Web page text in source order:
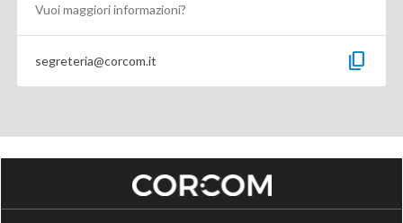
Vuoi maggiori informazioni?
segreteria@corcom.it content_copy